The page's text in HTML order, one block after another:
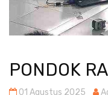
PONDOK
01 Agustus 2025